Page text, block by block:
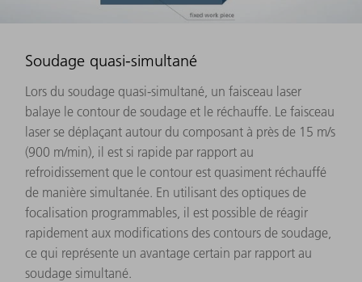
Soudage quasi-simultané
Lors du soudage quasi-simultané, un faisceau laser
balaye le contour de soudage et le réchauffe. Le faisceau
laser se déplaçant autour du composant à près de 15 m/s
(900 m/min), il est si rapide par rapport au
refroidissement que le contour est quasiment réchauffé
de manière simultanée. En utilisant des optiques de
focalisation programmables, il est possible de réagir
rapidement aux modifications des contours de soudage,
ce qui représente un avantage certain par rapport au
soudage simultané.